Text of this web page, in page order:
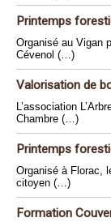
Printemps
Organisé au Vigan
Cévenol (…)
Valorisation de
L’association
Chambre (…)
Printemps
Organisé à Florac,
citoyen (…)
Formation